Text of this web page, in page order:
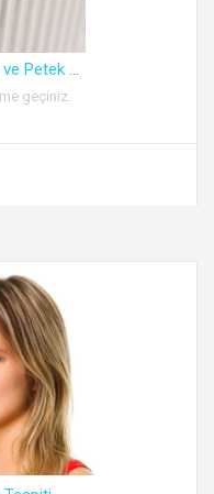
Petek ...
geçiniz.